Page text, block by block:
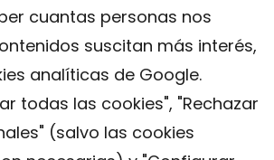
cuantas personas nos
suscitan más interés,
analíticas de Google.
todas las cookies", "Rechazar
(salvo las cookies